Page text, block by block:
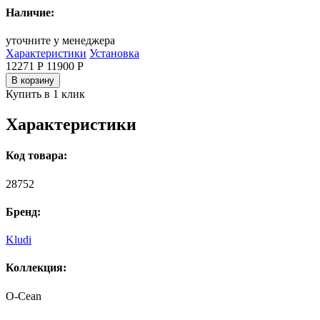
Наличие:
уточните у менеджера
Характеристики Установка
12271 Р 11900 Р
В корзину
Купить в 1 клик
Характеристики
Код товара:
28752
Бренд:
Kludi
Коллекция:
O-Cean